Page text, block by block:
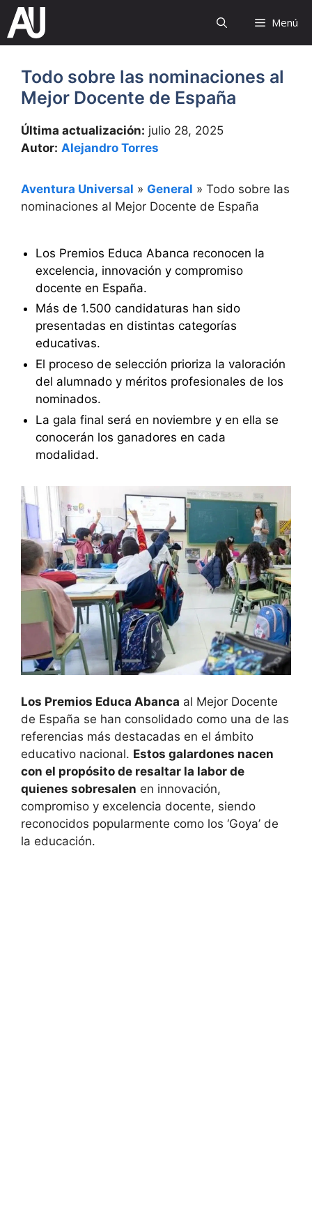
Saltar
contenido
Menú
Todo sobre las nominaciones al
Mejor Docente de España
Última actualización: julio 28, 2025
Autor: Alejandro Torres
Aventura Universal » General » Todo sobre las
nominaciones al Mejor Docente de España
Los Premios Educa Abanca reconocen la
excelencia, innovación y compromiso
docente en España.
Más de 1.500 candidaturas han sido
presentadas en distintas categorías
educativas.
El proceso de selección prioriza la valoración
del alumnado y méritos profesionales de los
nominados.
La gala final será en noviembre y en ella se
conocerán los ganadores en cada
modalidad.
Los Premios Educa Abanca al Mejor Docente
de España se han consolidado como una de las
referencias más destacadas en el ámbito
educativo nacional. Estos galardones nacen
con el propósito de resaltar la labor de
quienes sobresalen en innovación,
compromiso y excelencia docente, siendo
reconocidos popularmente como los ‘Goya’ de
la educación.